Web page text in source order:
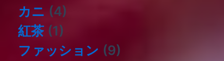
カニ (4)
紅茶 (1)
ファッション (9)